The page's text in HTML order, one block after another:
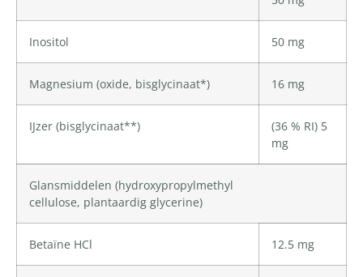
Inositol 50 mg
Magnesium (oxide, bisglycinaat*) 16 mg
IJzer (bisglycinaat**)
(36 % RI) 5
mg
Glansmiddelen (hydroxypropylmethyl
cellulose, plantaardig glycerine)
Betaïne HCl 12.5 mg